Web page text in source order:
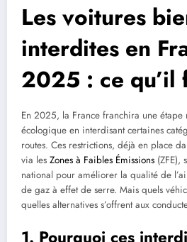
Les voitures
interdites en
2025 : ce qu’il
En 2025, la France franchira une étape
écologique en interdisant certaines
routes. Ces restrictions, déjà en place
via les Zones à Faibles Émissions (ZFE),
national pour améliorer la qualité de
de gaz à effet de serre. Mais quels
quelles alternatives s’offrent aux
1. Pourquoi ces